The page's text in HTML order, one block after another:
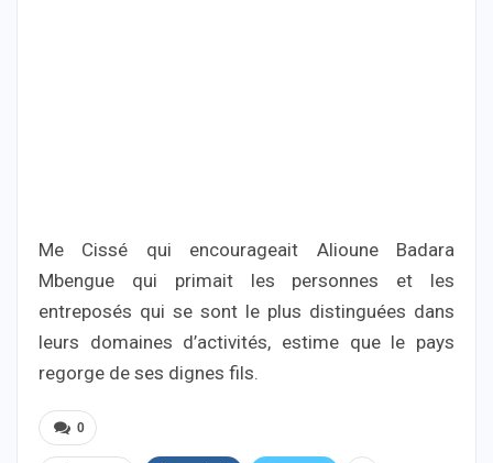
Me Cissé qui encourageait Alioune Badara
Mbengue qui primait les personnes et les
entreposés qui se sont le plus distinguées dans
leurs domaines d’activités, estime que le pays
regorge de ses dignes fils.
0